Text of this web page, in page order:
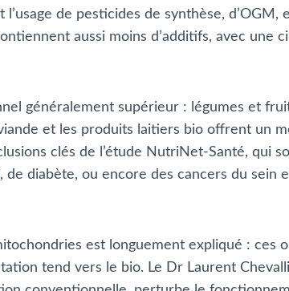
de pesticides de synthèse,
aussi moins d’additifs, avec une
généralement supérieur : légumes et
et les produits laitiers bio offrent un
clés de l’étude NutriNet-Santé, qui
de diabète, ou encore des cancers du
est longuement expliqué : ces
tend vers le bio. Le Dr Laurent